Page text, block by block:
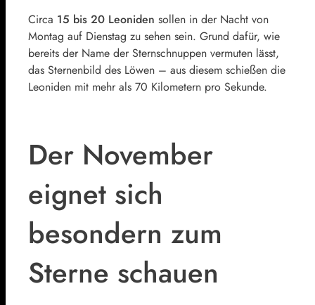
Circa 15 bis 20 Leoniden sollen in der Nacht von
Montag auf Dienstag zu sehen sein. Grund dafür, wie
bereits der Name der Sternschnuppen vermuten lässt,
das Sternenbild des Löwen – aus diesem schießen die
Leoniden mit mehr als 70 Kilometern pro Sekunde.
Der November
eignet sich
besondern zum
Sterne schauen